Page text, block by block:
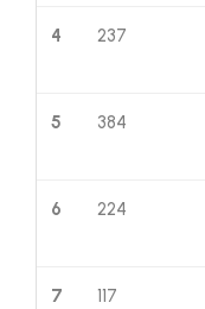
4 237
5 384
6 224
7 117